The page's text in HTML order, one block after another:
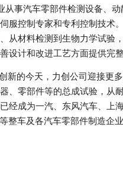
从事汽车零部件检测设备、
服控制专家和专利控制技术
从材料检测到生物力学试验
设计和改进工艺方面提供完
新的今天，力创公司迎接更
、零部件等的总成试验，从
经成为一汽、东风汽车、上
整车及各汽车零部件制造企